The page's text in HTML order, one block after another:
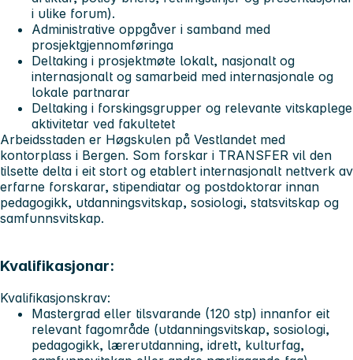
i ulike forum).
Administrative oppgåver i samband med
prosjektgjennomføringa
Deltaking i prosjektmøte lokalt, nasjonalt og
internasjonalt og samarbeid med internasjonale og
lokale partnarar
Deltaking i forskingsgrupper og relevante vitskaplege
aktivitetar ved fakultetet
Arbeidsstaden er Høgskulen på Vestlandet med
kontorplass i Bergen. Som forskar i TRANSFER vil den
tilsette delta i eit stort og etablert internasjonalt nettverk av
erfarne forskarar, stipendiatar og postdoktorar innan
pedagogikk, utdanningsvitskap, sosiologi, statsvitskap og
samfunnsvitskap.
Kvalifikasjonar:
Kvalifikasjonskrav:
Mastergrad eller tilsvarande (120 stp) innanfor eit
relevant fagområde (utdanningsvitskap, sosiologi,
pedagogikk, lærerutdanning, idrett, kulturfag,